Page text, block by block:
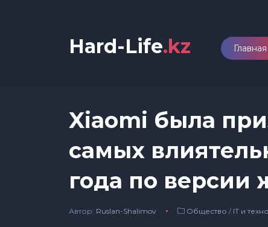
Hard-Life.kz Главная
Xiaomi была
самых
года по версии
Автор: Ruslan-Shalimov Общество / IT и